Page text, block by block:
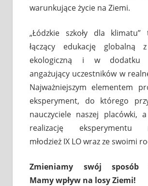
warunkujące życie na Ziemi.
„Łódzkie szkoły dla
łączący edukację globalną
ekologiczną i w dodatku
angażujący uczestników w
Najważniejszym elementem
eksperyment, do którego
nauczyciele naszej placówki,
realizację eksperymentu
młodzież IX LO wraz ze swoimi
Zmieniamy swój sposób
Mamy wpływ na losy Ziemi!